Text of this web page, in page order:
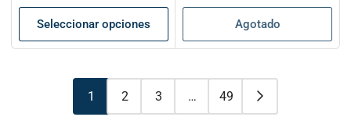
oferta
Seleccionar opciones
oferta
Agotado
1 2 3 … 49